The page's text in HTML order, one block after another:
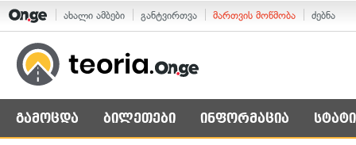
ახალი ამბები განტვირთვა მართვის მოწმობა ძებნა
გამოცდა ბილეთები ინფორმაცია